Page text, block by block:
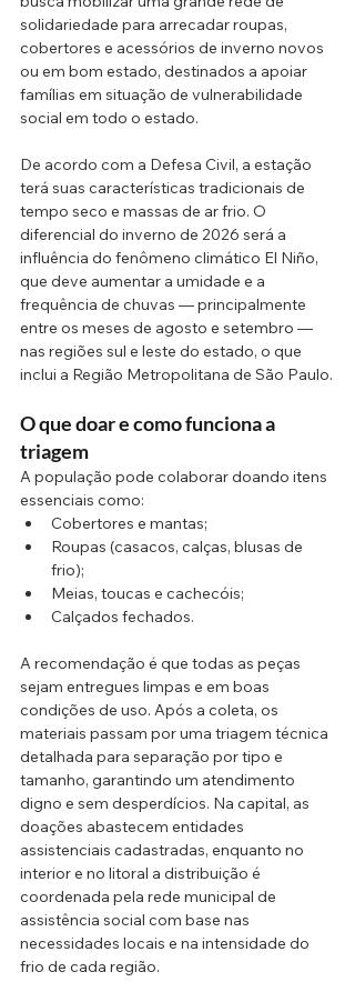
solidariedade para arrecadar roupas,
cobertores e acessórios de inverno novos
ou em bom estado, destinados a apoiar
famílias em situação de vulnerabilidade
social em todo o estado.
De acordo com a Defesa Civil, a estação
terá suas características tradicionais de
tempo seco e massas de ar frio. O
diferencial do inverno de 2026 será a
influência do fenômeno climático El Niño,
que deve aumentar a umidade e a
frequência de chuvas — principalmente
entre os meses de agosto e setembro —
nas regiões sul e leste do estado, o que
inclui a Região Metropolitana de São Paulo.
O que doar e como funciona a
triagem
A população pode colaborar doando itens
essenciais como:
Cobertores e mantas;
Roupas (casacos, calças, blusas de
frio);
Meias, toucas e cachecóis;
Calçados fechados.
A recomendação é que todas as peças
sejam entregues limpas e em boas
condições de uso. Após a coleta, os
materiais passam por uma triagem técnica
detalhada para separação por tipo e
tamanho, garantindo um atendimento
digno e sem desperdícios. Na capital, as
doações abastecem entidades
assistenciais cadastradas, enquanto no
interior e no litoral a distribuição é
coordenada pela rede municipal de
assistência social com base nas
necessidades locais e na intensidade do
frio de cada região.